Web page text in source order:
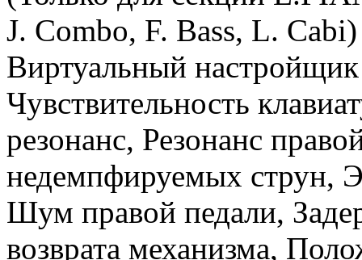
J. Combo, F. Bass, L. Cabi)
Виртуальный настройщик
Чувствительность
резонанс, Резонанс
недемпфируемых струн,
Шум правой педали,
возврата механизма,